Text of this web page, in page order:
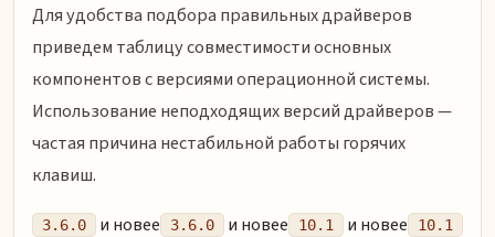
Для удобства подбора правильных драйверов
приведем таблицу совместимости основных
компонентов с версиями операционной системы.
Использование неподходящих версий драйверов —
частая причина нестабильной работы горячих
клавиш.
3.6.0 и новее 3.6.0 и новее 10.1 и новее 10.1